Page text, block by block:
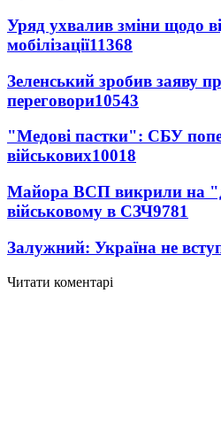
Уряд ухвалив зміни щодо
мобілізації11368
Зеленський зробив заяву
переговори10543
"Медові пастки": СБУ
військових10018
Майора ВСП викрили на
військовому в СЗЧ9781
Залужний: Україна не
Читати коментарі